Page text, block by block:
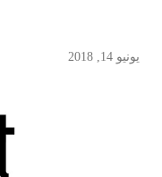
يونيو 14, 2018